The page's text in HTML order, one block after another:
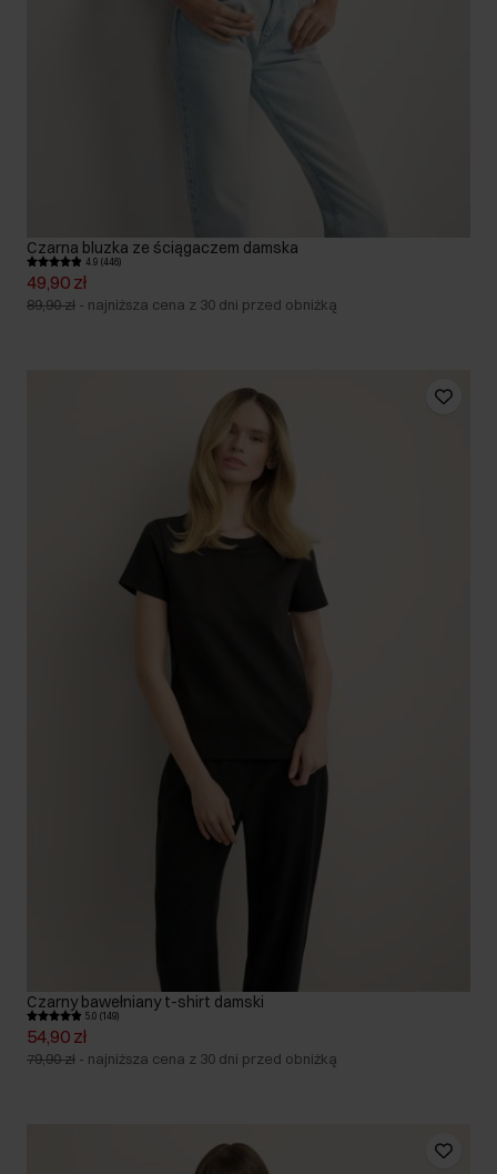
Czarna bluzka ze ściągaczem damska
4.9 (446)
49,90 zł
89,90 zł - najniższa cena z 30 dni przed obniżką
Czarny bawełniany t-shirt damski
5.0 (149)
54,90 zł
79,90 zł - najniższa cena z 30 dni przed obniżką